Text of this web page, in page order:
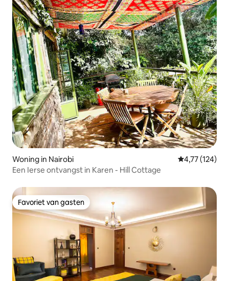
Woning in Nairobi Gemiddelde
4,77 (124)
Een Ierse ontvangst in Karen - Hill Cottage
Favoriet van gasten
Favoriet van gasten